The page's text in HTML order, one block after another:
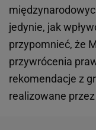
jedynie, jak
przypomnieć, że
przywrócenia
rekomendacje z
realizowane